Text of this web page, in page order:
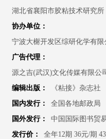
湖北省襄阳市胶粘技术研究所
协办单位：
宁波大榭开发区综研化学有限
广告代理：
源之吉(武汉)文化传媒有限公
编辑出版：
《粘接》杂志社
国内发行：
全国各地邮政局
国外发行：
中国国际图书贸
发行价：
全年12期 36元/期